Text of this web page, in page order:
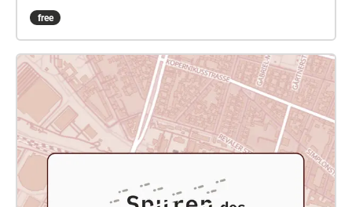
ihre jeweilige Identität bestimmen. Im Wettstreit der
sozialistischen und freiheitlich-demokratischen
hochpolitisierte Qualität. Als in Ost-Berlin mit der
Neubebauung der Stalinallee das Vorzeigeprojekt
des sozialistischen Klassizismus entsteht, antwortet
West-Berlin mit einer internationalen Bauausstellung
im Hansaviertel. Das Viertel am Berliner Tiergarten
wird vom Senat zum Kerngebiet der Interbau ’57
erklärt und gilt auch heute noch als ein
Vorzeigeprojekt der Nachkriegsmoderne. Nicht nur
free